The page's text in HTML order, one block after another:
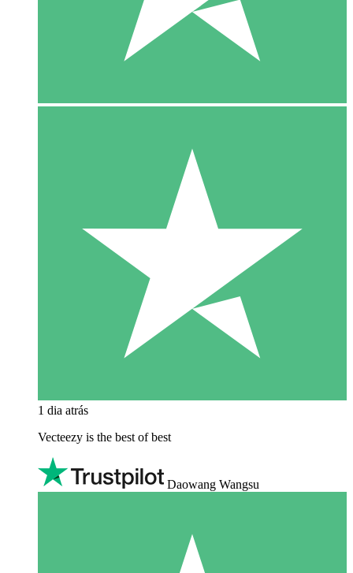
1 dia atrás
Vecteezy is the best of best
Daowang Wangsu